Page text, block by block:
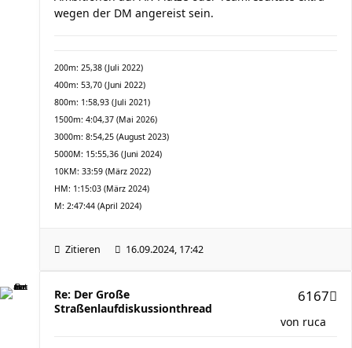
wegen der DM angereist sein.
200m: 25,38 (Juli 2022)
400m: 53,70 (Juni 2022)
800m: 1:58,93 (Juli 2021)
1500m: 4:04,37 (Mai 2026)
3000m: 8:54,25 (August 2023)
5000M: 15:55,36 (Juni 2024)
10KM: 33:59 (März 2022)
HM: 1:15:03 (März 2024)
M: 2:47:44 (April 2024)
Zitieren 16.09.2024, 17:42
Re: Der Große
Straßenlaufdiskussionthread
6167
von ruca